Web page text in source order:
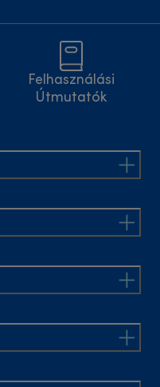
Felhasználási
Útmutatók